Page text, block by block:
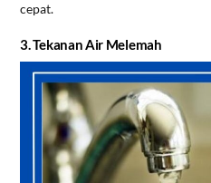
cepat.
3. Tekanan Air Melemah